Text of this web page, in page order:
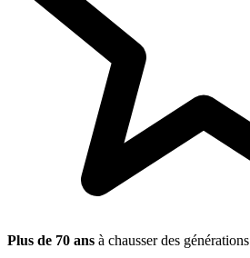
Plus de 70 ans à chausser des générations